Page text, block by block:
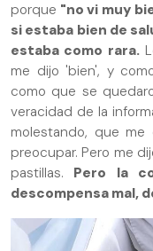
porque "no vi muy
si estaba bien de
estaba como rara.
me dijo 'bien', y
como que se
veracidad de la
molestando, que
preocupar. Pero me
pastillas. Pero la
descompensa mal,